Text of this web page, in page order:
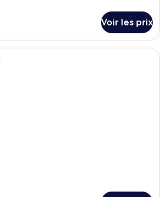
Voir les prix
Une chambre d’hôtel avec un